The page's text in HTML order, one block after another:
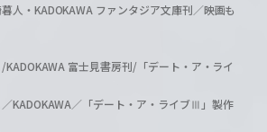
人・KADOKAWA ファンタジア文庫刊／映画も
富士見書房刊/「デート・ア・ライ
KADOKAWA／「デート・ア・ライブⅢ」製作